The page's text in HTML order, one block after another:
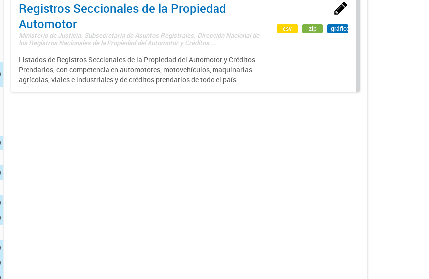
Registros Seccionales de la Propiedad
Automotor
Ministerio de Justicia. Subsecretaría de Asuntos Registrales. Dirección Nacional de
los Registros Nacionales de la Propiedad del Automotor y Créditos ...
Listados de Registros Seccionales de la Propiedad del Automotor y Créditos
Prendarios, con competencia en automotores, motovehículos, maquinarias
agrícolas, viales e industriales y de créditos prendarios de todo el país.
csv zip gráfico